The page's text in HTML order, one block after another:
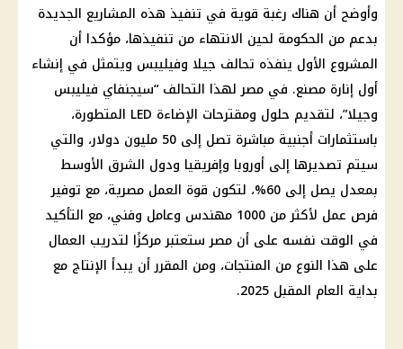
وأوضح أن هناك رغبة قوية في تنفيذ هذه المشاريع الجديدة
بدعم من الحكومة لحين الانتهاء من تنفيذها، مؤكدا أن
المشروع الأول ينفذه تحالف جيلا وفيليبس ويتمثل في إنشاء
أول إنارة مصنع. في مصر لهذا التحالف “سيجنفاي فيليبس
وجيلا”، لتقديم حلول ومقترحات الإضاءة LED المتطورة،
باستثمارات أجنبية مباشرة تصل إلى 50 مليون دولار، والتي
سيتم تصديرها إلى أوروبا وإفريقيا ودول الشرق الأوسط
بمعدل يصل إلى 60%، لتكون قوة العمل مصرية، مع توفير
فرص عمل لأكثر من 1000 مهندس وعامل وفني، مع التأكيد
في الوقت نفسه على أن مصر ستعتبر مركزًا لتدريب العمال
على هذا النوع من المنتجات، ومن المقرر أن يبدأ الإنتاج مع
بداية العام المقبل 2025.